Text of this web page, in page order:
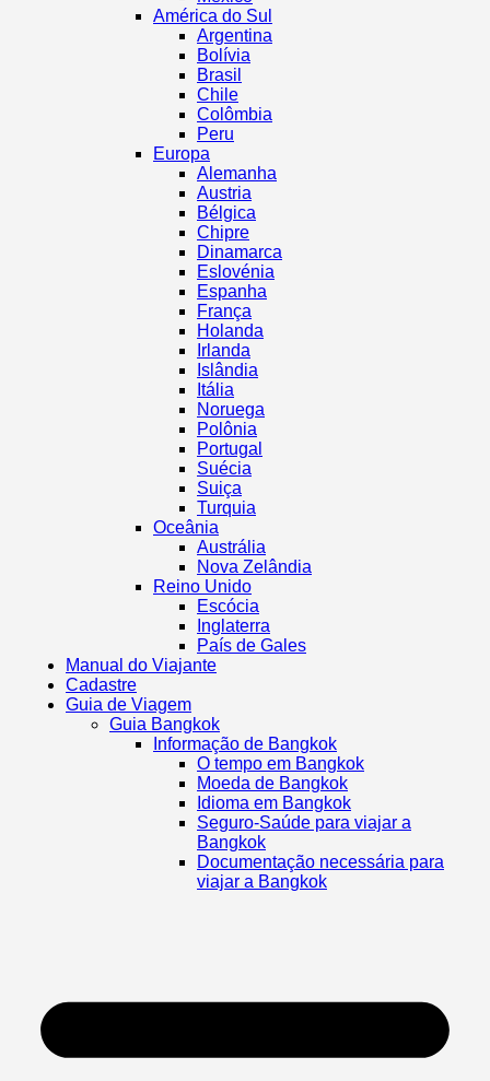
América do Sul
Argentina
Bolívia
Brasil
Chile
Colômbia
Peru
Europa
Alemanha
Austria
Bélgica
Chipre
Dinamarca
Eslovénia
Espanha
França
Holanda
Irlanda
Islândia
Itália
Noruega
Polônia
Portugal
Suécia
Suiça
Turquia
Oceânia
Austrália
Nova Zelândia
Reino Unido
Escócia
Inglaterra
País de Gales
Manual do Viajante
Cadastre
Guia de Viagem
Guia Bangkok
Informação de Bangkok
O tempo em Bangkok
Moeda de Bangkok
Idioma em Bangkok
Seguro-Saúde para viajar a
Bangkok
Documentação necessária para
viajar a Bangkok